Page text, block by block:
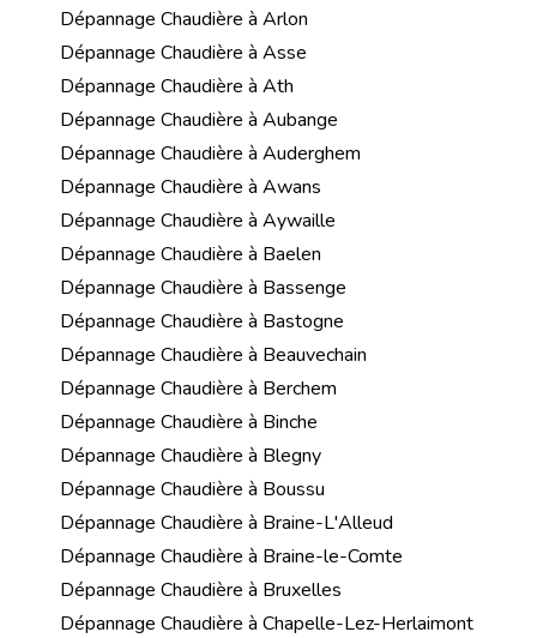
Dépannage Chaudière à Arlon
Dépannage Chaudière à Asse
Dépannage Chaudière à Ath
Dépannage Chaudière à Aubange
Dépannage Chaudière à Auderghem
Dépannage Chaudière à Awans
Dépannage Chaudière à Aywaille
Dépannage Chaudière à Baelen
Dépannage Chaudière à Bassenge
Dépannage Chaudière à Bastogne
Dépannage Chaudière à Beauvechain
Dépannage Chaudière à Berchem
Dépannage Chaudière à Binche
Dépannage Chaudière à Blegny
Dépannage Chaudière à Boussu
Dépannage Chaudière à Braine-L'Alleud
Dépannage Chaudière à Braine-le-Comte
Dépannage Chaudière à Bruxelles
Dépannage Chaudière à Chapelle-Lez-Herlaimont